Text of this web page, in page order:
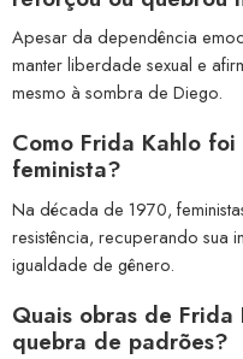
Apesar da dependência
manter liberdade sexual e
mesmo à sombra de Diego.
Como Frida Kahlo
feminista?
Na década de 1970,
resistência, recuperando sua
igualdade de gênero.
Quais obras de
quebra de padrões?